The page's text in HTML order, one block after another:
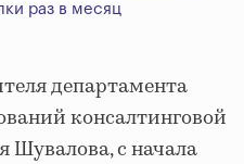
раз в месяц
департамента
консалтинговой
Шувалова, с начала